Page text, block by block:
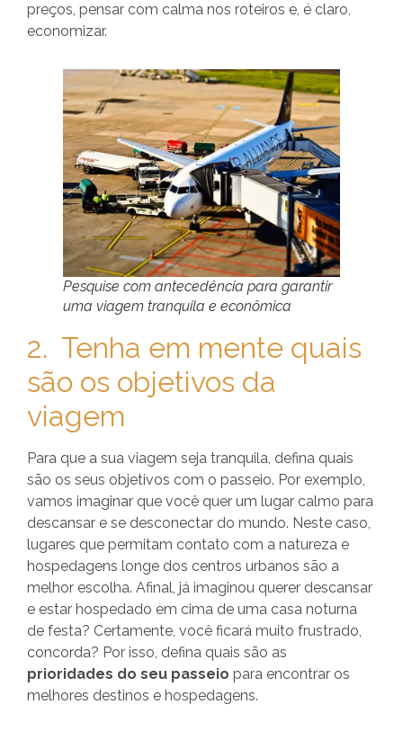
preços, pensar com calma nos roteiros e, é claro,
economizar.
Pesquise com antecedência para garantir
uma viagem tranquila e econômica
2. Tenha em mente quais
são os objetivos da
viagem
Para que a sua viagem seja tranquila, defina quais
são os seus objetivos com o passeio. Por exemplo,
vamos imaginar que você quer um lugar calmo para
descansar e se desconectar do mundo. Neste caso,
lugares que permitam contato com a natureza e
hospedagens longe dos centros urbanos são a
melhor escolha. Afinal, já imaginou querer descansar
e estar hospedado em cima de uma casa noturna
de festa? Certamente, você ficará muito frustrado,
concorda? Por isso, defina quais são as
prioridades do seu passeio para encontrar os
melhores destinos e hospedagens.